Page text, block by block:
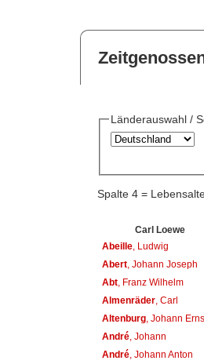
Länderauswahl /
Spalte 4 =
Carl Loewe
Abeille, Ludwig
Abert, Johann Joseph
Abt, Franz Wilhelm
Almenräder, Carl
Altenburg, Johann
André, Johann
André, Johann Anton